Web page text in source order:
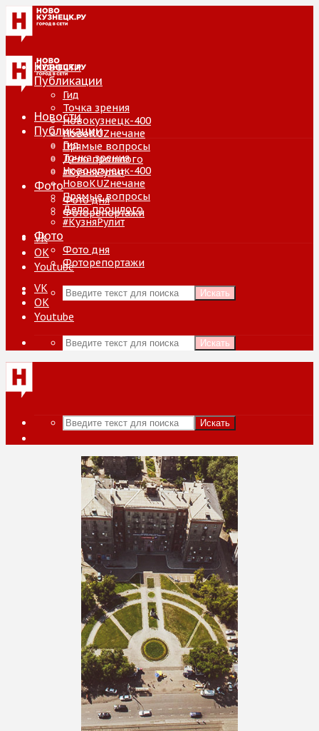
Новости
Публикации
Гид
Точка зрения
Новокузнецк-400
НовоKUZнечане
Прямые вопросы
Дело прошлого
#КузняРулит
Фото
Фото дня
Фоторепортажи
VK
ОК
Youtube
Искать
Новости
Публикации
Гид
Точка зрения
Новокузнецк-400
НовоKUZнечане
Прямые вопросы
Дело прошлого
#КузняРулит
Фото
Фото дня
Фоторепортажи
VK
ОК
Youtube
Искать
Искать